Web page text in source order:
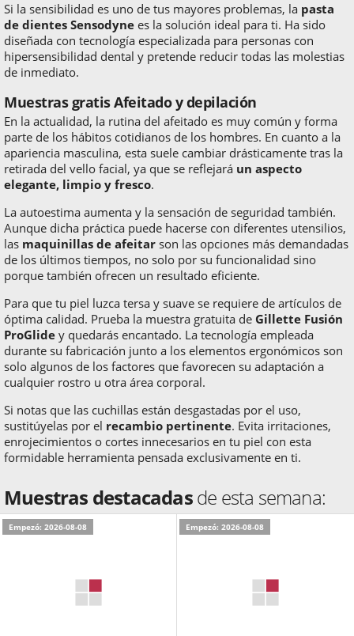
Si la sensibilidad es uno de tus mayores problemas, la pasta
de dientes Sensodyne es la solución ideal para ti. Ha sido
diseñada con tecnología especializada para personas con
hipersensibilidad dental y pretende reducir todas las molestias
de inmediato.
Muestras gratis Afeitado y depilación
En la actualidad, la rutina del afeitado es muy común y forma
parte de los hábitos cotidianos de los hombres. En cuanto a la
apariencia masculina, esta suele cambiar drásticamente tras la
retirada del vello facial, ya que se reflejará un aspecto
elegante, limpio y fresco.
La autoestima aumenta y la sensación de seguridad también.
Aunque dicha práctica puede hacerse con diferentes utensilios,
las maquinillas de afeitar son las opciones más demandadas
de los últimos tiempos, no solo por su funcionalidad sino
porque también ofrecen un resultado eficiente.
Para que tu piel luzca tersa y suave se requiere de artículos de
óptima calidad. Prueba la muestra gratuita de Gillette Fusión
ProGlide y quedarás encantado. La tecnología empleada
durante su fabricación junto a los elementos ergonómicos son
solo algunos de los factores que favorecen su adaptación a
cualquier rostro u otra área corporal.
Si notas que las cuchillas están desgastadas por el uso,
sustitúyelas por el recambio pertinente. Evita irritaciones,
enrojecimientos o cortes innecesarios en tu piel con esta
formidable herramienta pensada exclusivamente en ti.
Muestras destacadasde esta semana:
Empezó: 2026-08-08 Empezó: 2026-08-08